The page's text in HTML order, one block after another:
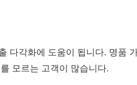
다각화에 도움이 됩니다. 명품
모르는 고객이 많습니다.